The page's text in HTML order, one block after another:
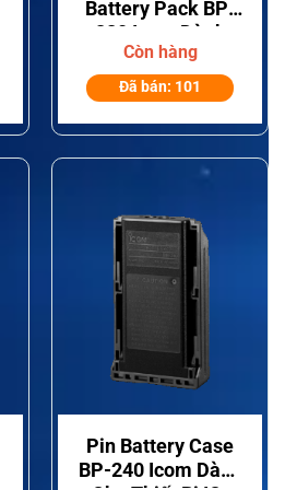
Battery Pack BP-
280 Icom Dành
Cho Dòng IC-
F3210D, IC-F4210D
series
Còn hàng
Đã bán: 101
Pin Battery Case
BP-240 Icom Dành